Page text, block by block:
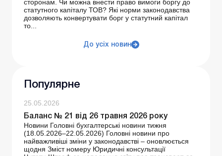
сторонам. Чи можна внести право вимоги боргу до
статутного капіталу ТОВ? Які норми законодавства
дозволяють конвертувати борг у статутний капітал
то...
До усіх новин
Популярне
25.05.2026
Баланс № 21 від 26 травня 2026 року
Новини Головні бухгалтерські новини тижня
(18.05.2026–22.05.2026) Головні новини про
найважливіші зміни у законодавстві – оновлюється
щодня Зміст номеру Юридичні консультації